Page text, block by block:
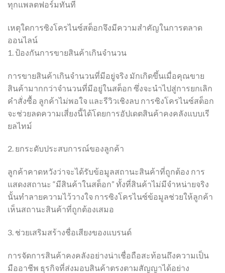
ทุกแพลตฟอร์มทันที
เหตุใดการซิงโครไนซ์สต็อกจึงมีความสำคัญในการตลาด
ออนไลน์
1. ป้องกันการขายสินค้าเกินจำนวน
การขายสินค้าเกินจำนวนที่มีอยู่จริง มักเกิดขึ้นเมื่อคุณขาย
สินค้ามากกว่าจำนวนที่มีอยู่ในสต็อก ซึ่งจะนำไปสู่การยกเลิก
คำสั่งซื้อ ลูกค้าไม่พอใจ และรีวิวเชิงลบ การซิงโครไนซ์สต็อก
จะช่วยลดความเสี่ยงนี้ได้โดยการอัปเดตสินค้าคงคลังแบบเรี
ยลไทม์
2. ยกระดับประสบการณ์ของลูกค้า
ลูกค้าคาดหวังว่าจะได้รับข้อมูลสถานะสินค้าที่ถูกต้อง การ
แสดงสถานะ “มีสินค้าในสต็อก” ทั้งที่สินค้าไม่มีจำหน่ายจริง
นั้นทำลายความไว้วางใจ การซิงโครไนซ์ข้อมูลช่วยให้ลูกค้า
เห็นสถานะสินค้าที่ถูกต้องเสมอ
3. ช่วยเสริมสร้างชื่อเสียงของแบรนด์
การจัดการสินค้าคงคลังอย่างน่าเชื่อถือสะท้อนถึงความเป็น
มืออาชีพ ธุรกิจที่ส่งมอบสินค้าตรงตามสัญญาได้อย่าง